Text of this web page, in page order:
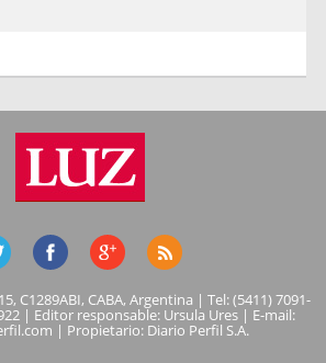
C1289ABI, CABA, Argentina | Tel: (5411) 7091-
| Editor responsable: Ursula Ures | E-mail:
| Propietario: Diario Perfil S.A.